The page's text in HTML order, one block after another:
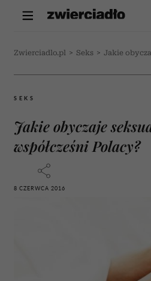
Zwierciadlo.pl > Seks > Jakie
SEKS
Jakie obyczaje
współcześni Polacy?
8 CZERWCA 2016